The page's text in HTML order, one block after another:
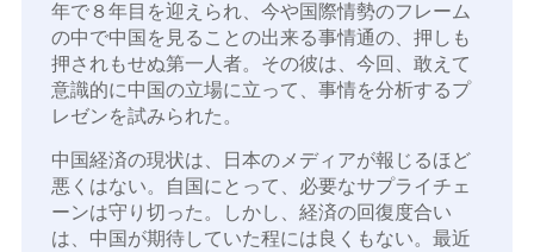
年で８年目を迎えられ、今や国際情勢のフレーム
の中で中国を見ることの出来る事情通の、押しも
押されもせぬ第一人者。その彼は、今回、敢えて
意識的に中国の立場に立って、事情を分析するプ
レゼンを試みられた。
中国経済の現状は、日本のメディアが報じるほど
悪くはない。自国にとって、必要なサプライチェ
ーンは守り切った。しかし、経済の回復度合い
は、中国が期待していた程には良くもない。最近